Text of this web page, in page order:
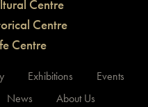
Centre
Centre
Centre
Exhibitions
Events
News
About Us